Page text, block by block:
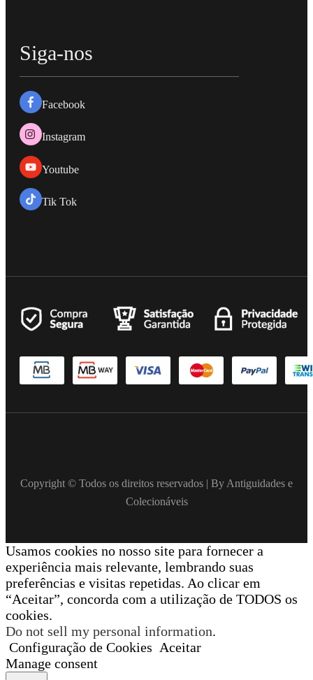
Siga-nos
Facebook
Instagram
Youtube
Tik Tok
Copyright © Todos os direitos reservados | By Antiguidades e
Colecionáveis
Usamos cookies no nosso site para fornecer a
experiência mais relevante, lembrando suas
preferências e visitas repetidas. Ao clicar em
“Aceitar”, concorda com a utilização de TODOS os
cookies.
Do not sell my personal information.
Configuração de Cookies Aceitar
Manage consent